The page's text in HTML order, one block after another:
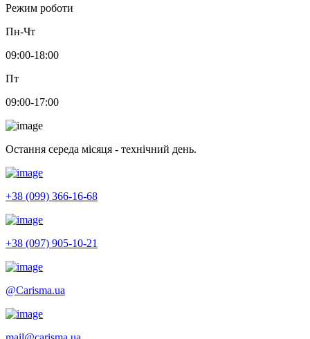
Режим роботи
Пн-Чт
09:00-18:00
Пт
09:00-17:00
Остання середа місяця - технічний день.
+38 (099) 366-16-68
+38 (097) 905-10-21
@Carisma.ua